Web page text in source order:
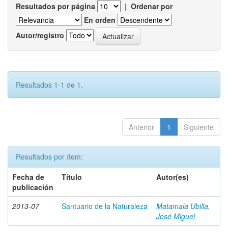
Resultados por página | Ordenar por
En orden
Autor/registro
Resultados 1-1 de 1.
Anterior 1 Siguiente
Resultados por ítem:
Fecha de
publicación
Título Autor(es)
2013-07 Santuario de la Naturaleza
Matamala Ubilla,
José Miguel